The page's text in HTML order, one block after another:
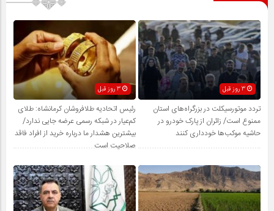
3 روز قبل
تردد موتورسیکلت در بزرگراه‌های استان
ممنوع است/ زائران از پارک خودرو در
حاشیه موکب‌ها خودداری کنند
رئیس اتحادیه طلافروشان کرمانشاه: طلای
کم‌عیار در شبکه رسمی عرضه جایی ندارد/
بیشترین هشدار ما درباره خرید از افراد فاقد
صلاحیت است